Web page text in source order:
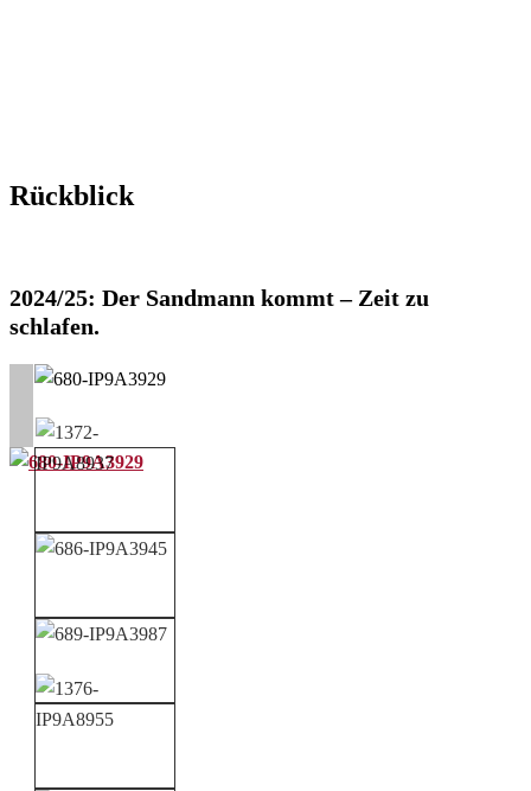
Rückblick
2024/25: Der Sandmann kommt – Zeit zu
schlafen.